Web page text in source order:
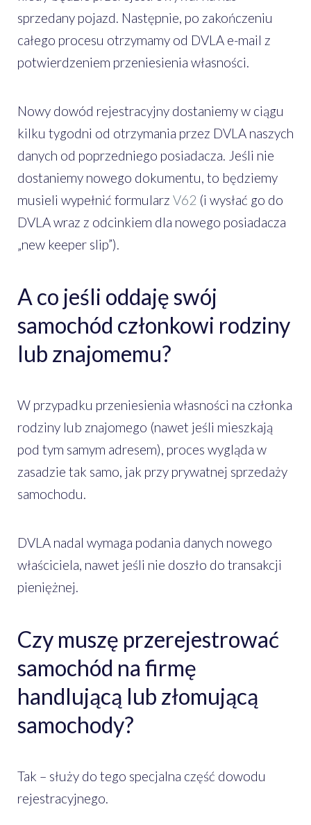
sprzedany pojazd. Następnie, po zakończeniu
całego procesu otrzymamy od DVLA e-mail z
potwierdzeniem przeniesienia własności.
Nowy dowód rejestracyjny dostaniemy w ciągu
kilku tygodni od otrzymania przez DVLA naszych
danych od poprzedniego posiadacza. Jeśli nie
dostaniemy nowego dokumentu, to będziemy
musieli wypełnić formularz V62 (i wysłać go do
DVLA wraz z odcinkiem dla nowego posiadacza
„new keeper slip”).
A co jeśli oddaję swój
samochód członkowi rodziny
lub znajomemu?
W przypadku przeniesienia własności na członka
rodziny lub znajomego (nawet jeśli mieszkają
pod tym samym adresem), proces wygląda w
zasadzie tak samo, jak przy prywatnej sprzedaży
samochodu.
DVLA nadal wymaga podania danych nowego
właściciela, nawet jeśli nie doszło do transakcji
pieniężnej.
Czy muszę przerejestrować
samochód na firmę
handlującą lub złomującą
samochody?
Tak – służy do tego specjalna część dowodu
rejestracyjnego.